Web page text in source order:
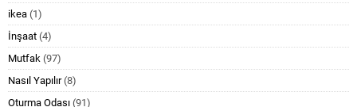
ikea (1)
İnşaat (4)
Mutfak (97)
Nasıl Yapılır(8)
Oturma Odası (91)